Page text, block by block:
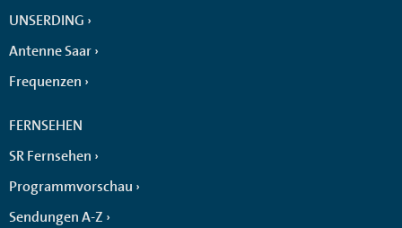
UNSERDING
Antenne Saar
Frequenzen
FERNSEHEN
SR Fernsehen
Programmvorschau
Sendungen A-Z